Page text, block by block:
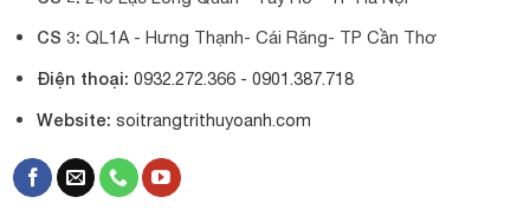
CS 3: QL1A - Hưng Thạnh- Cái Răng- TP Cần Thơ
Điện thoại: 0932.272.366 - 0901.387.718
Website: soitrangtrithuyoanh.com